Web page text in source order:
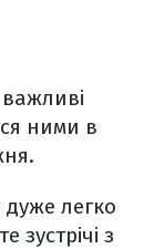
ними в
дуже легко
зустрічі з